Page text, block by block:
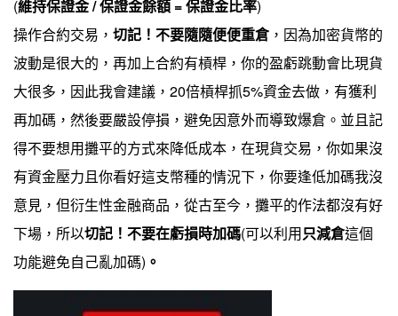
(維持保證金 / 保證金餘額 = 保證金比率)
操作合約交易， 切記！不要隨隨便便重倉 ，因為加密貨幣的
波動是很大的，再加上合約有槓桿，你的盈虧跳動會比現貨
大很多，因此我會建議，20倍槓桿抓5%資金去做，有獲利
再加碼，然後要嚴設停損，避免因意外而導致爆倉。並且記
得不要想用攤平的方式來降低成本，在現貨交易，你如果沒
有資金壓力且你看好這支幣種的情況下，你要逢低加碼我沒
意見，但衍生性金融商品，從古至今，攤平的作法都沒有好
下場，所以切記！不要在虧損時加碼(可以利用只減倉這個
功能避免自己亂加碼) 。